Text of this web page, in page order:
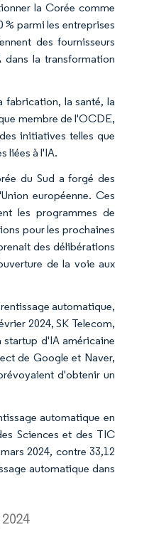
la Corée comme
parmi les entreprises
des fournisseurs
la transformation
fabrication, la santé, la
membre de l'OCDE,
initiatives telles que
liées à l'IA.
du Sud a forgé des
européenne. Ces
les programmes de
pour les prochaines
des délibérations
de la voie aux
automatique,
2024, SK Telecom,
d'IA américaine
de Google et Naver,
d'obtenir un
automatique en
Sciences et des TIC
2024, contre 33,12
automatique dans